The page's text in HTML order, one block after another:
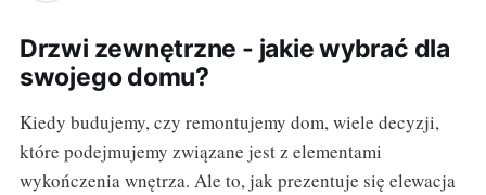
Drzwi zewnętrzne - jakie wybrać dla
swojego domu?
Kiedy budujemy, czy remontujemy dom, wiele decyzji,
które podejmujemy związane jest z elementami
wykończenia wnętrza. Ale to, jak prezentuje się elewacja